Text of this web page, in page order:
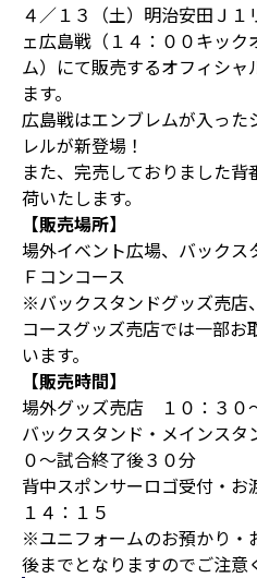
４／１３（土）明治安田Ｊ
ェ広島戦（１４：００キッ
ム）にて販売するオフィシ
ます。
広島戦はエンブレムが入っ
レルが新登場！
また、完売しておりました
荷いたします。
【販売場所】
場外イベント広場、バックス
Ｆコンコース
※バックスタンドグッズ売店
コースグッズ売店では一部
います。
【販売時間】
場外グッズ売店 １０：３０
バックスタンド・メインス
０～試合終了後３０分
背中スポンサーロゴ受付・
１４：１５
※ユニフォームのお預かり・
後までとなりますのでご注意